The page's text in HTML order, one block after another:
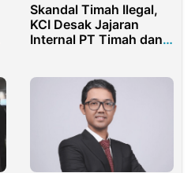
Skandal Timah Ilegal,
KCI Desak Jajaran
Internal PT Timah dan